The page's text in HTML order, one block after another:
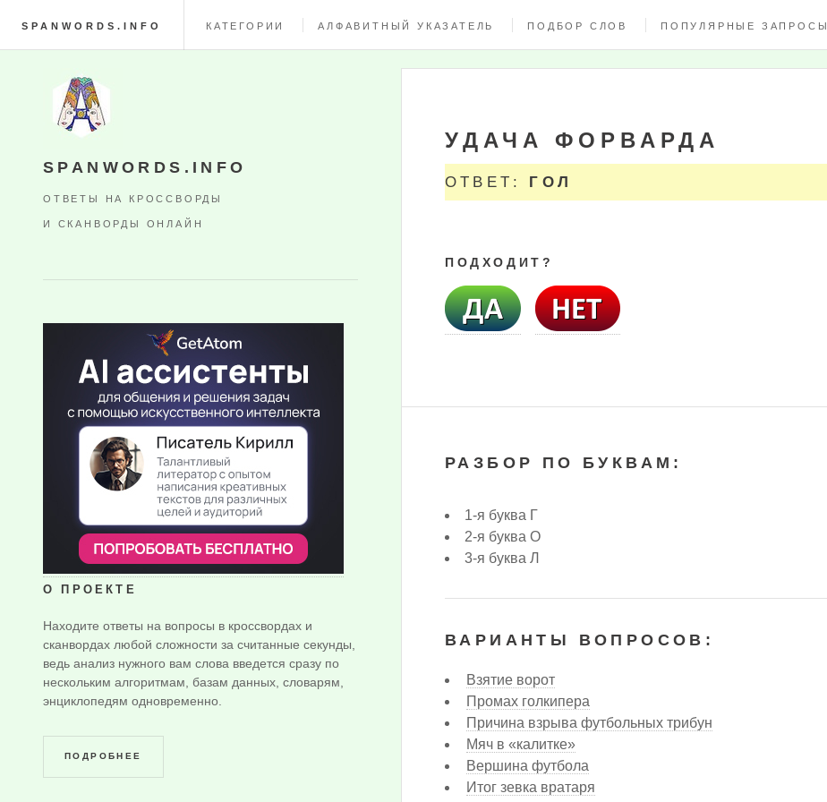
SPANWORDS.INFO КАТЕГОРИИ АЛФАВИТНЫЙ УКАЗАТЕЛЬ ПОДБОР СЛОВ ПОПУЛЯРНЫЕ ЗАПРОСЫ
УДАЧА ФОРВАРДА
ОТВЕТ: ГОЛ
ПОДХОДИТ?
РАЗБОР ПО БУКВАМ:
1-я буква Г
2-я буква О
3-я буква Л
ВАРИАНТЫ ВОПРОСОВ:
Взятие ворот
Промах голкипера
Причина взрыва футбольных трибун
Мяч в «калитке»
Вершина футбола
Итог зевка вратаря
SPANWORDS.INFO
ОТВЕТЫ НА КРОССВОРДЫ
И СКАНВОРДЫ ОНЛАЙН
О ПРОЕКТЕ
Находите ответы на вопросы в кроссвордах и
сканвордах любой сложности за считанные секунды,
ведь анализ нужного вам слова введется сразу по
нескольким алгоритмам, базам данных, словарям,
энциклопедям одновременно.
ПОДРОБНЕЕ